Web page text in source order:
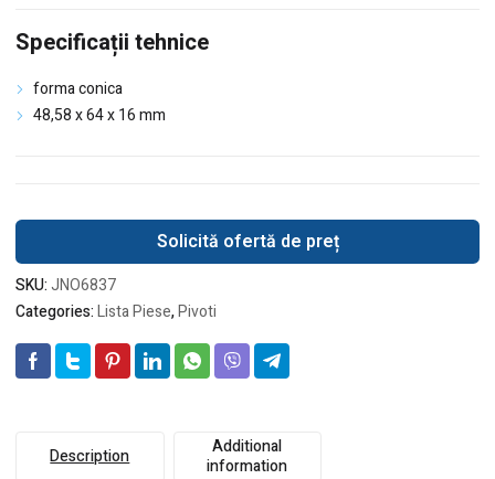
Specificații tehnice
forma conica
48,58 x 64 x 16 mm
Solicită ofertă de preț
SKU:JNO6837
Categories:Lista Piese,Pivoti
Description
Additional
information